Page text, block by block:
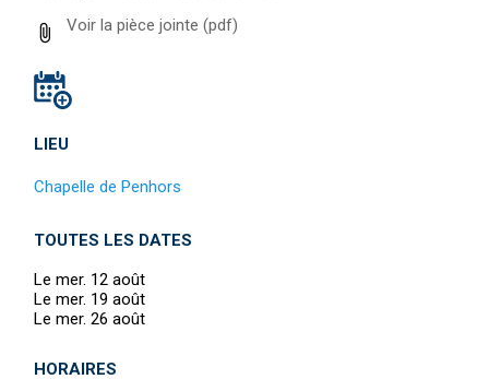
Voir la pièce jointe (pdf)
LIEU
Chapelle de Penhors
TOUTES LES DATES
Le mer. 12 août
Le mer. 19 août
Le mer. 26 août
HORAIRES